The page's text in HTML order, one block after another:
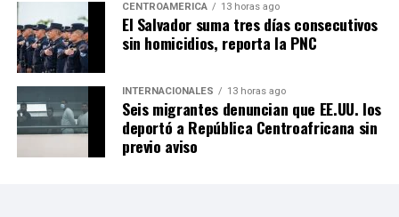
CENTROAMÉRICA 13 horas ago
El Salvador suma tres días consecutivos
sin homicidios, reporta la PNC
INTERNACIONALES 13 horas ago
Seis migrantes denuncian que EE.UU. los
deportó a República Centroafricana sin
previo aviso